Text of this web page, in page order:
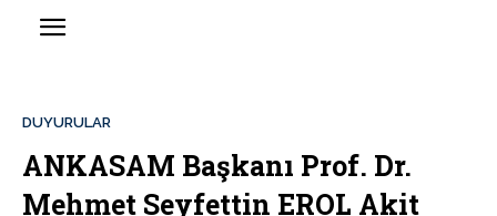
DUYURULAR
ANKASAM Başkanı Prof. Dr.
Mehmet Seyfettin EROL Akit